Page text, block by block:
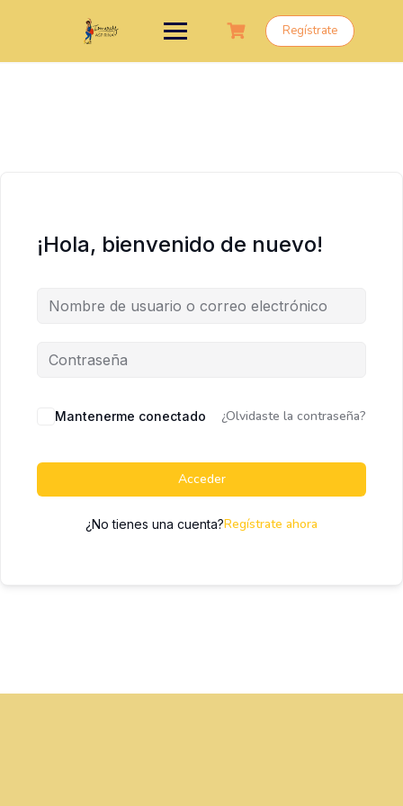
Regístrate
¡Hola, bienvenido de nuevo!
Mantenerme conectado ¿Olvidaste la contraseña?
Acceder
¿No tienes una cuenta?Regístrate ahora